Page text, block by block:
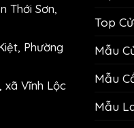
Thới Sơn,
Phường
xã Vĩnh Lộc
Top
Mẫu
Mẫu
Mẫu